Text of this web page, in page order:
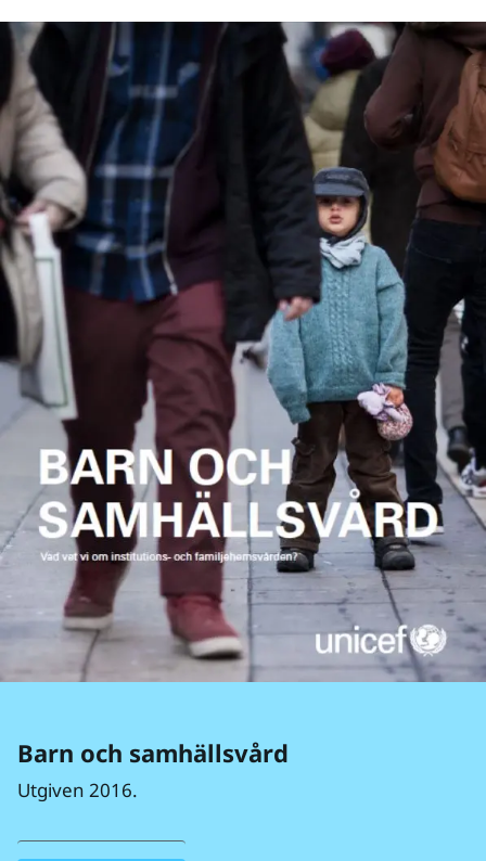
Barn och samhälls­vård
Utgiven 2016.